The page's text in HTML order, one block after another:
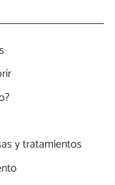
y tratamientos